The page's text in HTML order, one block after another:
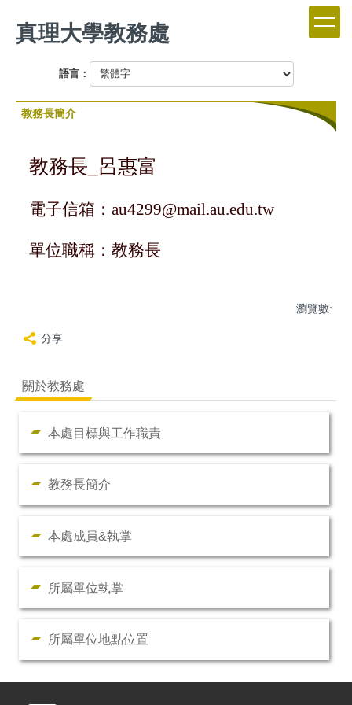
到
主真理大學教務處
語言：
教務長簡介
教務長_呂惠富
電子信箱：au4299@mail.au.edu.tw
單位職稱：教務長
瀏覽數:
分享
關於教務處
本處目標與工作職責
教務長簡介
本處成員&執掌
所屬單位執掌
所屬單位地點位置